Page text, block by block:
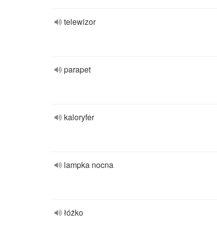
telewizor
parapet
kaloryfer
lampka nocna
łóżko